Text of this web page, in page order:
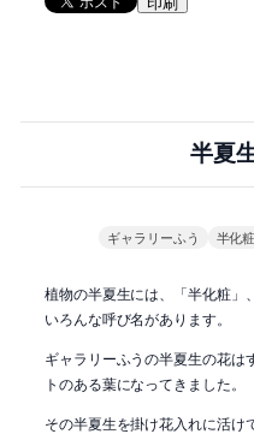
半夏
ギャラリーふう 半化粧
植物の半夏生には、「半化粧」
いろんな呼び名があります。
ギャラリーふうの半夏生の花は
トのある葉になってきました。
その半夏生を掛け花入れに活け